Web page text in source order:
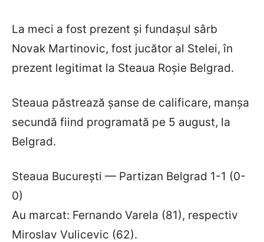
La meci a fost prezent și fundașul sârb
Novak Martinovic, fost jucător al Stelei, în
prezent legitimat la Steaua Roșie Belgrad.
Steaua păstrează șanse de calificare, manșa
secundă fiind programată pe 5 august, la
Belgrad.
Steaua București — Partizan Belgrad 1-1 (0-
0)
Au marcat: Fernando Varela (81), respectiv
Miroslav Vulicevic (62).